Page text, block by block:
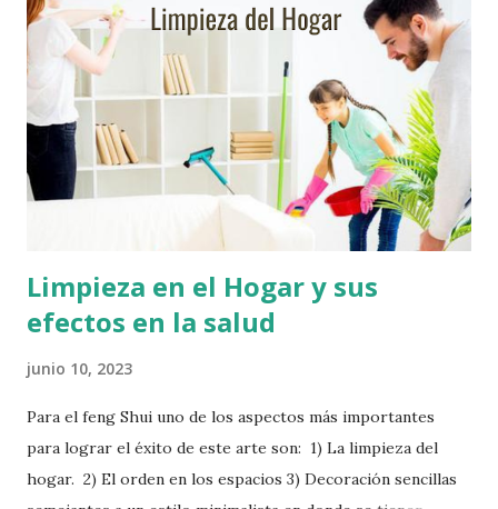
impedir la vista de la casa, como: corte ramas punteadas de
la entrada del jardín, pinte su casa con colores yang.
Siembre flores que ayuden a dar una bienvenida a los
futuros compradores, especialmente amarillas. Cambie las
Cerraduras : o arregle las cerraduras de la puerta de la
verja y de la puerta principal, en caso de estar dañadas, ya
que generan una resistencia a la venta. Trate de que abrir la
puerta sea un acto fácil y agr...
Limpieza en el Hogar y sus
efectos en la salud
junio 10, 2023
Para el feng Shui uno de los aspectos más importantes
para lograr el éxito de este arte son: 1) La limpieza del
hogar. 2) El orden en los espacios 3) Decoración sencillas